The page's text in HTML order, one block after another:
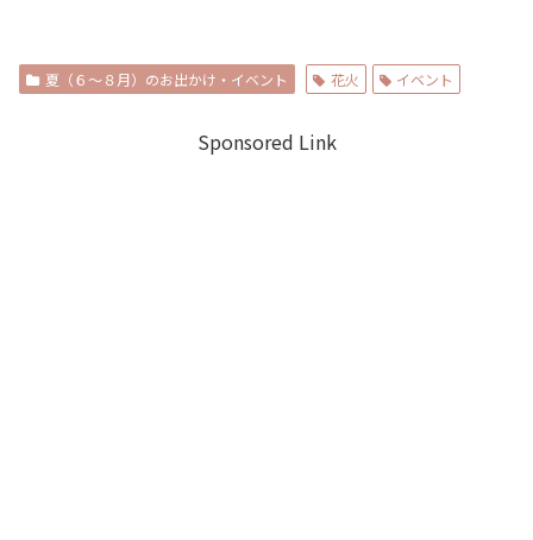
夏（６～８月）のお出かけ・イベント 花火 イベント
Sponsored Link